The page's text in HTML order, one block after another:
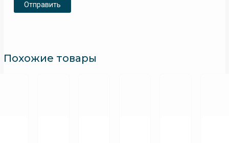
Похожие товары